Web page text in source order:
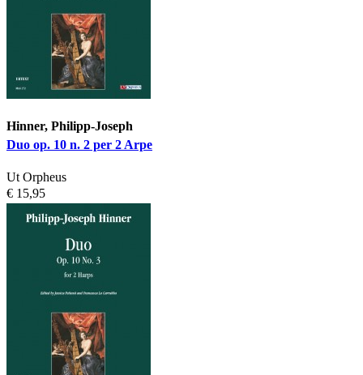
Hinner, Philipp-Joseph
Duo op. 10 n. 2 per 2 Arpe
Ut Orpheus
€ 15,95